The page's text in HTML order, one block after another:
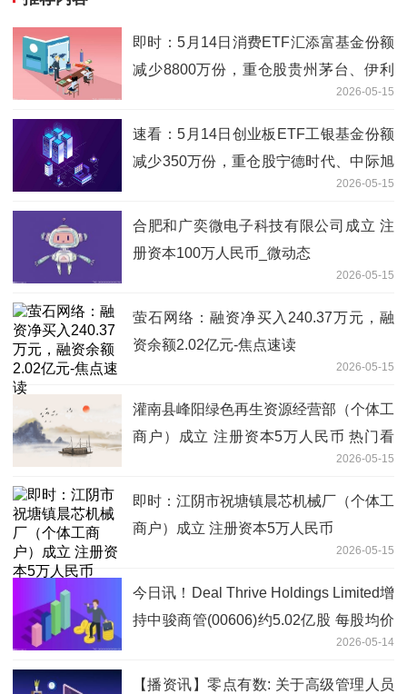
即时：5月14日消费ETF汇添富基金份额
减少8800万份，重仓股贵州茅台、伊利
2026-05-15
速看：5月14日创业板ETF工银基金份额
减少350万份，重仓股宁德时代、中际旭
2026-05-15
合肥和广奕微电子科技有限公司成立 注
册资本100万人民币_微动态
2026-05-15
萤石网络：融资净买入240.37万元，融
资余额2.02亿元-焦点速读
2026-05-15
灌南县峰阳绿色再生资源经营部（个体工
商户）成立 注册资本5万人民币 热门看
2026-05-15
即时：江阴市祝塘镇晨芯机械厂（个体工
商户）成立 注册资本5万人民币
2026-05-15
今日讯！Deal Thrive Holdings Limited增
持中骏商管(00606)约5.02亿股 每股均价
2026-05-14
【播资讯】零点有数: 关于高级管理人员